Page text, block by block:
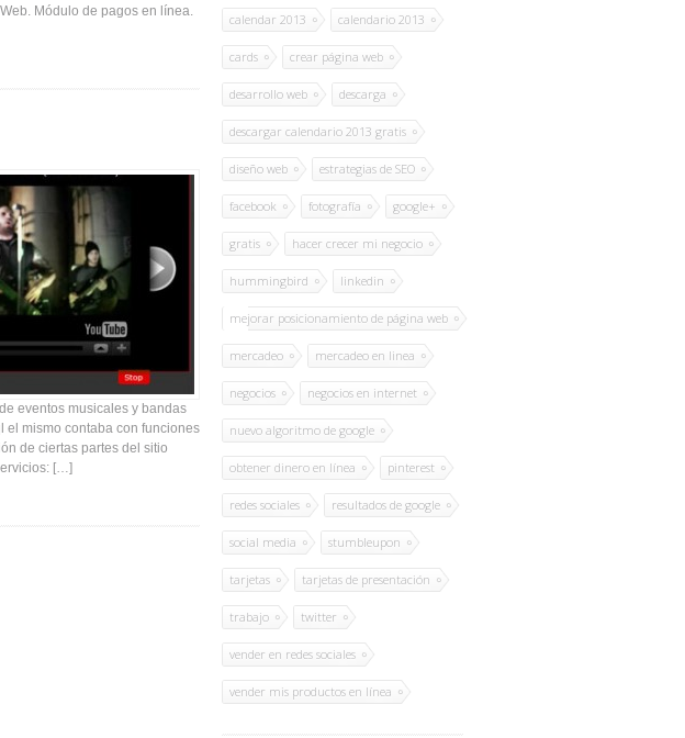
Módulo de pagos en línea.
eventos musicales y bandas
el mismo contaba con funciones
de ciertas partes del sitio
[…]
calendar 2013 calendario 2013
cards crear página web
desarrollo web descarga
descargar calendario 2013 gratis
diseño web estrategias de SEO
facebook fotografía google+
gratis hacer crecer mi negocio
hummingbird linkedin
mejorar posicionamiento de página web
mercadeo mercadeo en linea
negocios negocios en internet
nuevo algoritmo de google
obtener dinero en línea pinterest
redes sociales resultados de google
social media stumbleupon
tarjetas tarjetas de presentación
trabajo twitter
vender en redes sociales
vender mis productos en línea